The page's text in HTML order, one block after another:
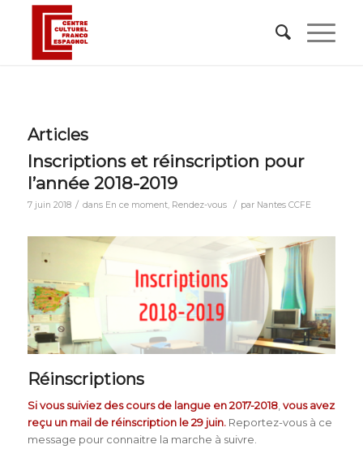
Articles
Inscriptions et réinscription pour
l’année 2018-2019
7 juin 2018 / dans En ce moment, Rendez-vous / par Nantes CCFE
Réinscriptions
Si vous suiviez des cours de langue en 2017-2018, vous avez
reçu un mail de réinscription le 29 juin. Reportez-vous à ce
message pour connaitre la marche à suivre.